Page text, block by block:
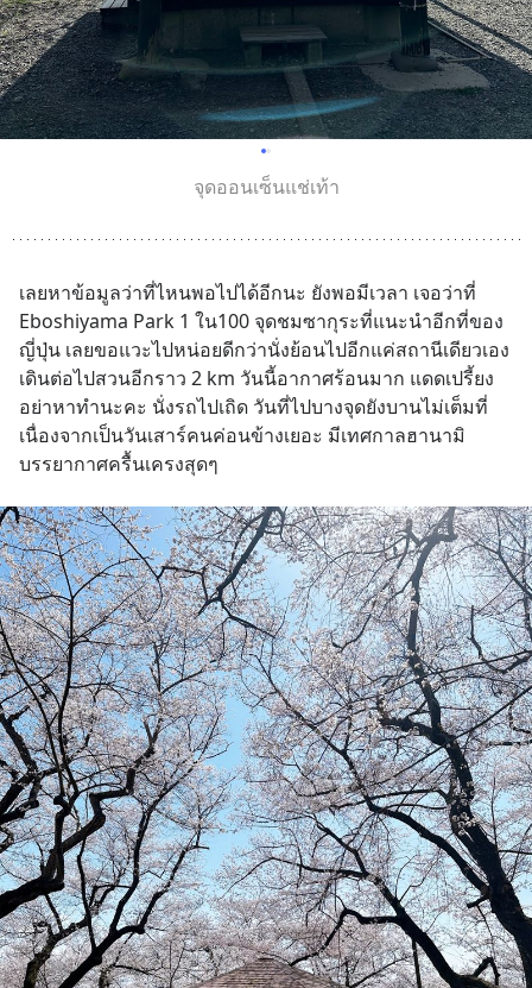
จุดออนเซ็นแช่เท้า
เลยหาข้อมูลว่าที่ไหนพอไปได้อีกนะ ยังพอมีเวลา เจอว่าที่
Eboshiyama Park 1 ใน100 จุดชมซากุระที่แนะนำอีกที่ของ
ญี่ปุ่น เลยขอแวะไปหน่อยดีกว่านั่งย้อนไปอีกแค่สถานีเดียวเอง
เดินต่อไปสวนอีกราว 2 km วันนี้อากาศร้อนมาก แดดเปรี้ยง
อย่าหาทำนะคะ นั่งรถไปเถิด วันที่ไปบางจุดยังบานไม่เต็มที่
เนื่องจากเป็นวันเสาร์คนค่อนข้างเยอะ มีเทศกาลฮานามิ
บรรยากาศครื้นเครงสุดๆ